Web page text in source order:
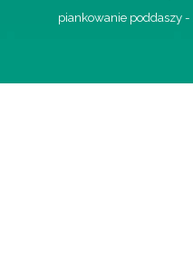
piankowanie poddaszy -